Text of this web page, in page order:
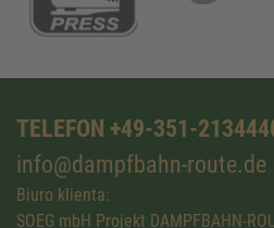
TELEFON +49-351-
info@dampfbahn-route.de
Biuro klienta:
SOEG mbH Projekt DAMPFBAHN-